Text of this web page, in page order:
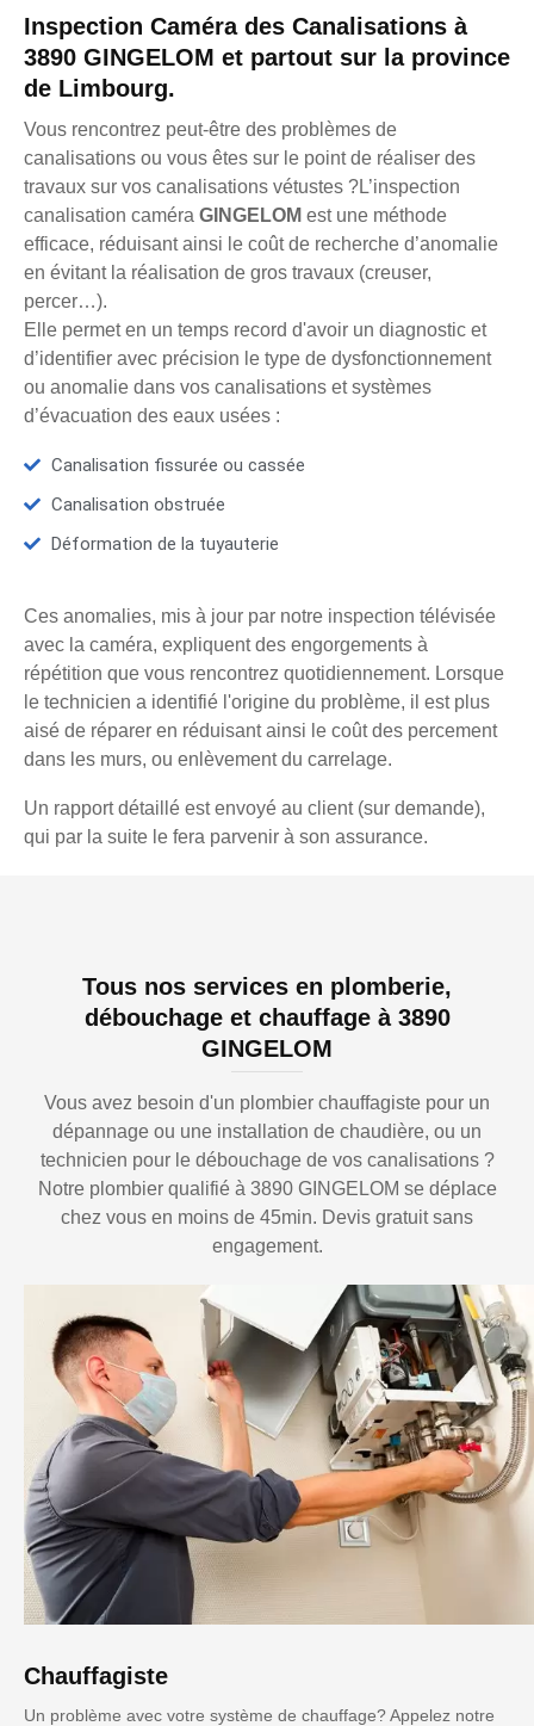
Inspection Caméra des Canalisations à
3890 GINGELOM et partout sur la province
de Limbourg.
Vous rencontrez peut-être des problèmes de
canalisations ou vous êtes sur le point de réaliser des
travaux sur vos canalisations vétustes ?L’inspection
canalisation caméra GINGELOM est une méthode
efficace, réduisant ainsi le coût de recherche d’anomalie
en évitant la réalisation de gros travaux (creuser,
percer…).
Elle permet en un temps record d'avoir un diagnostic et
d’identifier avec précision le type de dysfonctionnement
ou anomalie dans vos canalisations et systèmes
d’évacuation des eaux usées :
Canalisation fissurée ou cassée
Canalisation obstruée
Déformation de la tuyauterie
Ces anomalies, mis à jour par notre inspection télévisée
avec la caméra, expliquent des engorgements à
répétition que vous rencontrez quotidiennement. Lorsque
le technicien a identifié l'origine du problème, il est plus
aisé de réparer en réduisant ainsi le coût des percement
dans les murs, ou enlèvement du carrelage.
Un rapport détaillé est envoyé au client (sur demande),
qui par la suite le fera parvenir à son assurance.
Tous nos services en plomberie,
débouchage et chauffage à 3890
GINGELOM
Vous avez besoin d'un plombier chauffagiste pour un
dépannage ou une installation de chaudière, ou un
technicien pour le débouchage de vos canalisations ?
Notre plombier qualifié à 3890 GINGELOM se déplace
chez vous en moins de 45min. Devis gratuit sans
engagement.
Chauffagiste
Un problème avec votre système de chauffage? Appelez notre